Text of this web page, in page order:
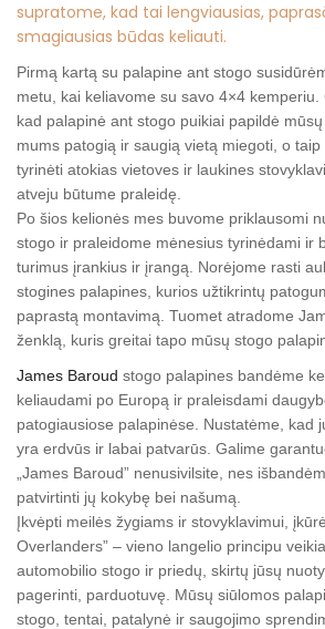
supratome, kad tai lengviausias,
smagiausias būdas keliauti.
Pirmą kartą su palapine ant stogo
metu, kai keliavome su savo 4×4 kemperiu.
kad palapinė ant stogo puikiai papildė
mums patogią ir saugią vietą miegoti, o
tyrinėti atokias vietoves ir laukines
atveju būtume praleidę.
Po šios kelionės mes buvome priklausomi
stogo ir praleidome mėnesius tyrinėdami ir
turimus įrankius ir įrangą. Norėjome rasti
stogines palapines, kurios užtikrintų
paprastą montavimą. Tuomet atradome
ženklą, kuris greitai tapo mūsų stogo
James Baroud stogo palapines bandėme
keliaudami po Europą ir praleisdami
patogiausiose palapinėse. Nustatėme, kad
yra erdvūs ir labai patvarūs. Galime
„James Baroud” nenusivilsite, nes
patvirtinti jų kokybę bei našumą.
Įkvėpti meilės žygiams ir stovyklavimui,
Overlanders” – vieno langelio principu
automobilio stogo ir priedų, skirtų jūsų
pagerinti, parduotuvę. Mūsų siūlomos
stogo, tentai, patalynė ir saugojimo